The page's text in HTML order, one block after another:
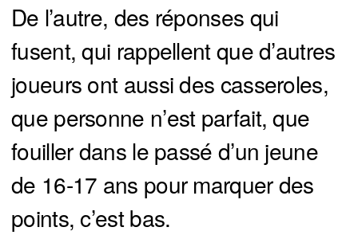
De l’autre, des réponses qui
fusent, qui rappellent que d’autres
joueurs ont aussi des casseroles,
que personne n’est parfait, que
fouiller dans le passé d’un jeune
de 16-17 ans pour marquer des
points, c’est bas.